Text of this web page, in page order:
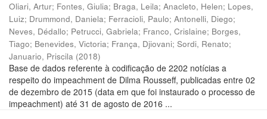
Oliari, Artur; Fontes, Giulia; Braga, Leila; Anacleto, Helen; Lopes,
Luiz; Drummond, Daniela; Ferracioli, Paulo; Antonelli, Diego;
Neves, Dédallo; Petrucci, Gabriela; Franco, Crislaine; Borges,
Tiago; Benevides, Victoria; França, Djiovani; Sordi, Renato;
Januario, Priscila (2018)
Base de dados referente à codificação de 2202 notícias a
respeito do impeachment de Dilma Rousseff, publicadas entre 02
de dezembro de 2015 (data em que foi instaurado o processo de
impeachment) até 31 de agosto de 2016 ...